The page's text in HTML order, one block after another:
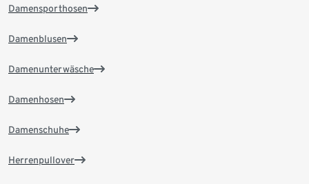
Damensporthosen
Damenblusen
Damenunterwäsche
Damenhosen
Damenschuhe
Herrenpullover